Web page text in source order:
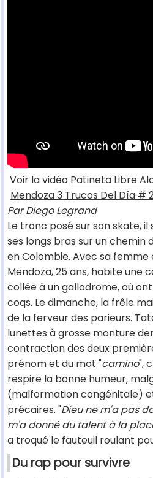
Voir la vidéo Patineta Libre
Mendoza 3 Trucos Del Día #
Par Diego Legrand
Le tronc posé sur son skate,
ses longs bras sur un chemin
en Colombie. Avec sa
Mendoza, 25 ans, habite une
collée à un gallodrome, où
coqs. Le dimanche, la frêle
de la ferveur des parieurs.
lunettes à grosse monture
contraction des deux
prénom et du mot "camino",
respire la bonne humeur,
(malformation congénitale)
précaires. "Dieu ne m'a pas
m'a donné du talent à la
a troqué le fauteuil roulant
Du rap pour survivre